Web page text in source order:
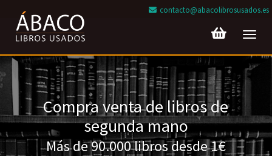
contacto@abacolibrosusados.es
Compra venta de libros de
segunda mano
Más de 90.000 libros desde 1€